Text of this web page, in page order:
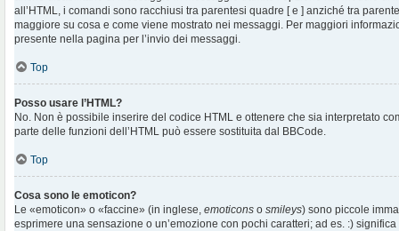
all’HTML, i comandi sono racchiusi tra parentesi quadre [ e ] anziché tra
maggiore su cosa e come viene mostrato nei messaggi. Per maggiori
presente nella pagina per l’invio dei messaggi.
Top
Posso usare l’HTML?
No. Non è possibile inserire del codice HTML e ottenere che sia interpretato
parte delle funzioni dell’HTML può essere sostituita dal BBCode.
Top
Cosa sono le emoticon?
Le «emoticon» o «faccine» (in inglese, emoticons o smileys) sono piccole
esprimere una sensazione o un’emozione con pochi caratteri; ad es. :)